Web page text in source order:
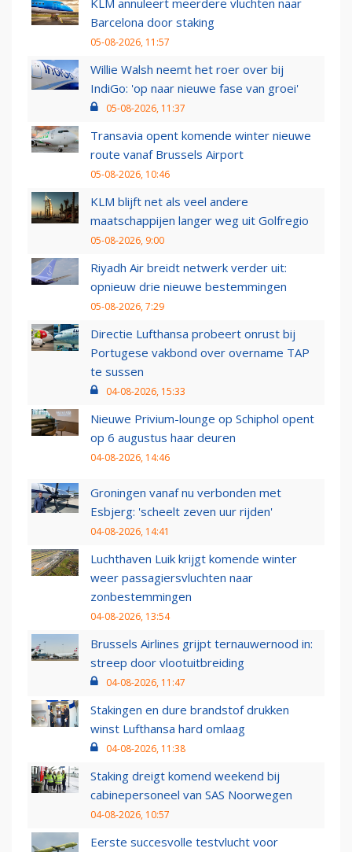
KLM annuleert meerdere vluchten naar
Barcelona door staking
05-08-2026, 11:57
Willie Walsh neemt het roer over bij
IndiGo: 'op naar nieuwe fase van groei'
05-08-2026, 11:37
Transavia opent komende winter nieuwe
route vanaf Brussels Airport
05-08-2026, 10:46
KLM blijft net als veel andere
maatschappijen langer weg uit Golfregio
05-08-2026, 9:00
Riyadh Air breidt netwerk verder uit:
opnieuw drie nieuwe bestemmingen
05-08-2026, 7:29
Directie Lufthansa probeert onrust bij
Portugese vakbond over overname TAP
te sussen
04-08-2026, 15:33
Nieuwe Privium-lounge op Schiphol opent
op 6 augustus haar deuren
04-08-2026, 14:46
Groningen vanaf nu verbonden met
Esbjerg: 'scheelt zeven uur rijden'
04-08-2026, 14:41
Luchthaven Luik krijgt komende winter
weer passagiersvluchten naar
zonbestemmingen
04-08-2026, 13:54
Brussels Airlines grijpt ternauwernood in:
streep door vlootuitbreiding
04-08-2026, 11:47
Stakingen en dure brandstof drukken
winst Lufthansa hard omlaag
04-08-2026, 11:38
Staking dreigt komend weekend bij
cabinepersoneel van SAS Noorwegen
04-08-2026, 10:57
Eerste succesvolle testvlucht voor